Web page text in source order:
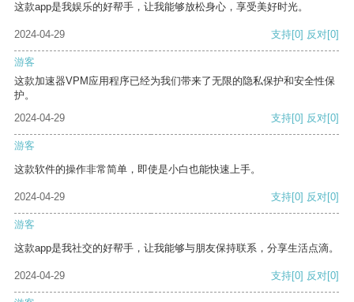
这款app是我娱乐的好帮手，让我能够放松身心，享受美好时光。
2024-04-29 支持[0] 反对[0]
游客
这款加速器VPM应用程序已经为我们带来了无限的隐私保护和安全性保
护。
2024-04-29
支持[0] 反对[0]
游客
这款软件的操作非常简单，即使是小白也能快速上手。
2024-04-29 支持[0] 反对[0]
游客
这款app是我社交的好帮手，让我能够与朋友保持联系，分享生活点滴。
2024-04-29 支持[0] 反对[0]